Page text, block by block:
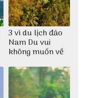
3 vì du lịch đảo
Nam Du vui
không muốn về